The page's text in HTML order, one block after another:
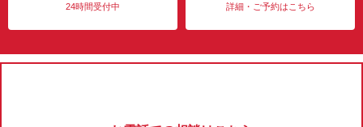
24時間受付中 詳細・ご予約はこちら